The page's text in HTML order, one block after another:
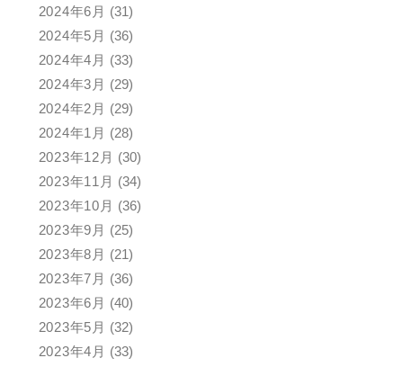
2024年6月 (31)
2024年5月 (36)
2024年4月 (33)
2024年3月 (29)
2024年2月 (29)
2024年1月 (28)
2023年12月 (30)
2023年11月 (34)
2023年10月 (36)
2023年9月 (25)
2023年8月 (21)
2023年7月 (36)
2023年6月 (40)
2023年5月 (32)
2023年4月 (33)